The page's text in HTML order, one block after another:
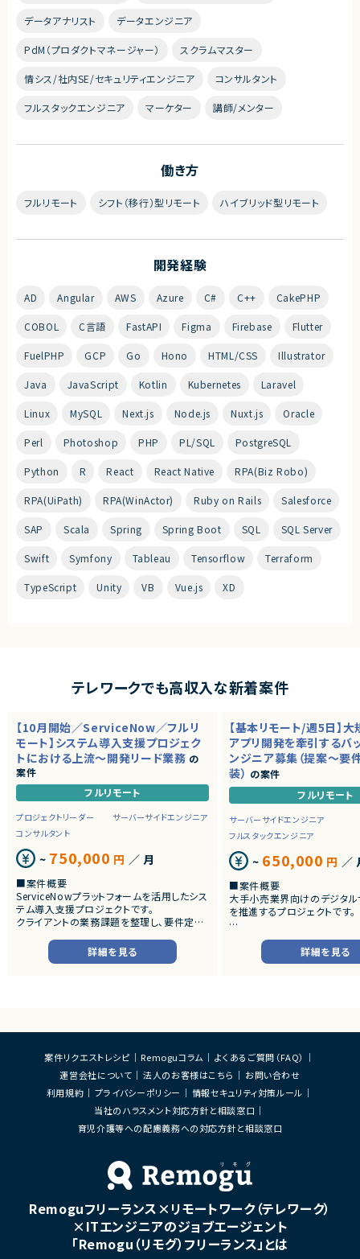
データアナリスト データエンジニア
PdM（プロダクトマネージャー） スクラムマスター
情シス/社内SE/セキュリティエンジニア コンサルタント
フルスタックエンジニア マーケター 講師/メンター
働き方
フルリモート シフト（移行）型リモート ハイブリッド型リモート
開発経験
AD Angular AWS Azure C# C++ CakePHP
COBOL C言語 FastAPI Figma Firebase Flutter
FuelPHP GCP Go Hono HTML/CSS Illustrator
Java JavaScript Kotlin Kubernetes Laravel
Linux MySQL Next.js Node.js Nuxt.js Oracle
Perl Photoshop PHP PL/SQL PostgreSQL
Python R React React Native RPA(Biz Robo)
RPA(UiPath) RPA(WinActor) Ruby on Rails Salesforce
SAP Scala Spring Spring Boot SQL SQL Server
Swift Symfony Tableau Tensorflow Terraform
TypeScript Unity VB Vue.js XD
テレワークでも高収入な新着案件
【10月開始／ServiceNow／フルリ
モート】システム導入支援プロジェク
トにおける上流～開発リード業務 の
案件
フルリモート
プロジェクトリーダー
サーバーサイドエンジニア
コンサルタント
~ 750,000 円 ／ 月
■案件概要
ServiceNowプラットフォームを活用したシス
テム導入支援プロジェクトです。
クライアントの業務課題を整理し、要件定義
だきます。
・詳細設計書、テスト仕様書等のドキュメント
・成果物レビューおよび品質管理
・開発メンバーへの技術支援、進捗管理
・少人数体制でのプロジェクト推進
プロジェクト拡大に伴う増員募集
詳細を見る
【基本リモート/週5日】
アプリ開発を牽引するバ
ンジニア募集（提案～要
装） の案件
フルリモート
サーバーサイドエンジニア
フルスタックエンジニア
~ 650,000 円 ／
■案件概要
大手小売業界向けのデジタ
を推進するプロジェクトです。
■プロダクトやサービスの概
・店舗向けスマホアプリおよ
システムの継続的なエンハ
・要件整理および要件定義支
・バックエンドシステムの設計
・コードレビューの実施
・リリース対応および品質向
・技術課題に対する検討、提
・ステークホルダーとの調整
ケーション
・サービスの継続的な機能拡
募集
■担当工程
・要件定義
・基本設計
・詳細設計
詳細を見る
案件リクエストレシピ Remoguコラム
よくあるご質問（FAQ）
運営会社について
法人のお客様はこちら
お問い合わせ
利用規約
プライバシーポリシー
情報セキュリティ対策ルール
当社のハラスメント対応方針と相談窓口
育児介護等への配慮義務への対応方針と相談窓口
Remoguフリーランス×リモートワーク（テレワーク）
×ITエンジニアのジョブエージェント
「Remogu（リモグ）フリーランス」とは